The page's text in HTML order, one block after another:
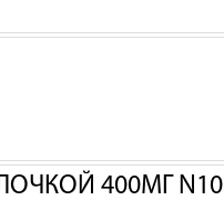
400МГ N10